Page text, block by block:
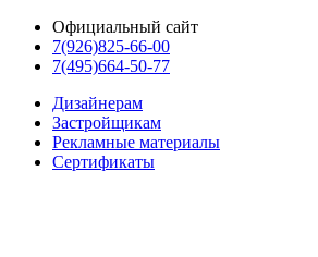
Официальный сайт
7(926)825-66-00
7(495)664-50-77
Дизайнерам
Застройщикам
Рекламные материалы
Сертификаты